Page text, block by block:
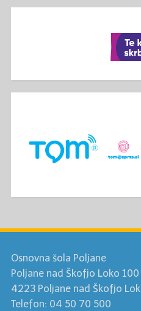
Osnovna šola Poljane
Poljane nad Škofjo Loko 100
4223 Poljane nad Škofjo
Telefon: 04 50 70 500